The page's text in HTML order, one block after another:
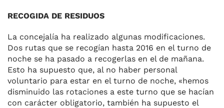
RECOGIDA DE RESIDUOS
La concejalía ha realizado algunas modificaciones.
Dos rutas que se recogían hasta 2016 en el turno de
noche se ha pasado a recoger­las en el de mañana.
Esto ha su­puesto que, al no haber personal
voluntario para estar en el turno de noche, «hemos
disminuido las rotaciones a este turno que se ha­cían
con carácter obligatorio, tam­bién ha supuesto el